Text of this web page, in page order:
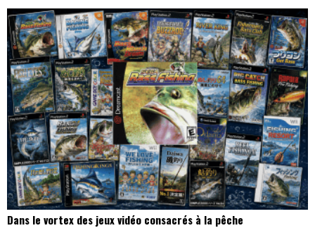
Dans le vortex des jeux vidéo consacrés à la pêche